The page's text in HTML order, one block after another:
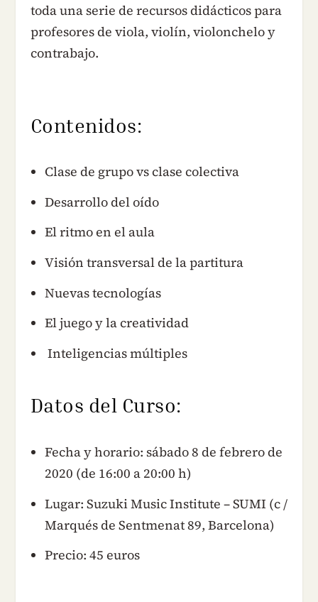
toda una serie de recursos didácticos para
profesores de viola, violín, violonchelo y
contrabajo.
Contenidos:
Clase de grupo vs clase colectiva
Desarrollo del oído
El ritmo en el aula
Visión transversal de la partitura
Nuevas tecnologías
El juego y la creatividad
Inteligencias múltiples
Datos del Curso:
Fecha y horario: sábado 8 de febrero de
2020 (de 16:00 a 20:00 h)
Lugar: Suzuki Music Institute – SUMI (c /
Marqués de Sentmenat 89, Barcelona)
Precio: 45 euros